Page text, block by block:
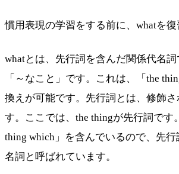
慣用表現の学習をする前に、whatを復
whatとは、先行詞を含んだ関係代名
「～なこと」です。これは、「the
換えが可能です。先行詞とは、修飾さ
す。ここでは、the thingが先行詞です
thing which」を含んでいるので、先
名詞と呼ばれています。